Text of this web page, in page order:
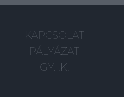
KAPCSOLAT
PÁLYÁZAT
GY.I.K.